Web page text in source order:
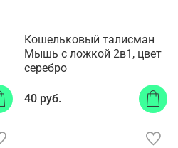
Кошельковый талисман
Мышь с ложкой 2в1, цвет
серебро
40 руб.